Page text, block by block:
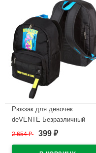
Рюкзак для девочек
deVENTE Безразличный
медвежонок (Don't Care Bear)
2 654₽ 399 ₽